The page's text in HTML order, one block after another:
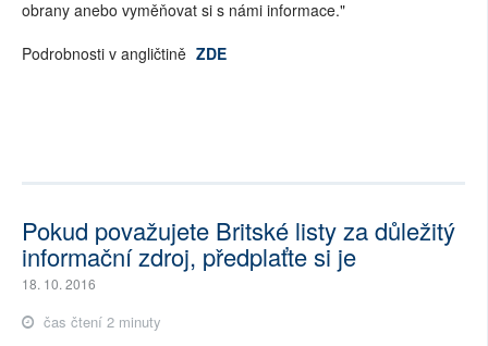
obrany anebo vyměňovat si s námi informace."
Podrobnosti v angličtině ZDE
Pokud považujete Britské listy za důležitý
informační zdroj, předplaťte si je
18. 10. 2016
čas čtení 2 minuty